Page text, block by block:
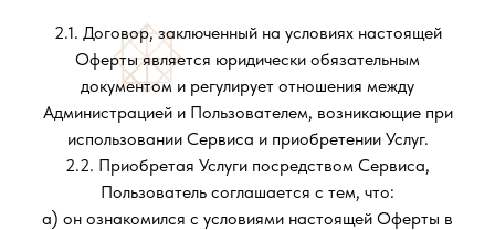
2.1. Договор, заключенный на условиях настоящей
Оферты является юридически обязательным
документом и регулирует отношения между
Администрацией и Пользователем, возникающие при
использовании Сервиса и приобретении Услуг.
2.2. Приобретая Услуги посредством Сервиса,
Пользователь соглашается с тем, что:
а) он ознакомился с условиями настоящей Оферты в